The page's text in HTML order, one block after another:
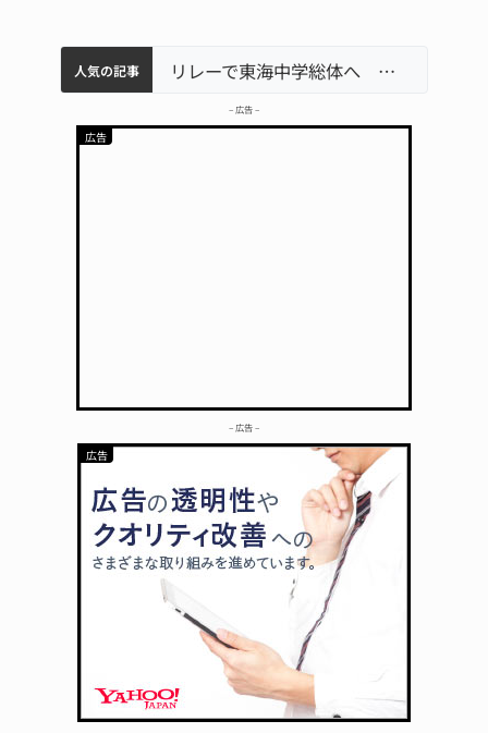
人気の記事
中学校の陶壁モニュメント 地元建設会社がボランティアで清掃 伊賀名張市立病院のDMAT、熊本地震の被災地へ 能登以来3回目の派遣
【インターハイ⑨】ソフトテニス ミス減らし上位狙う 近大高専 リレーで東海中学総体へ 伊賀・名張
– 広告 –
– 広告 –